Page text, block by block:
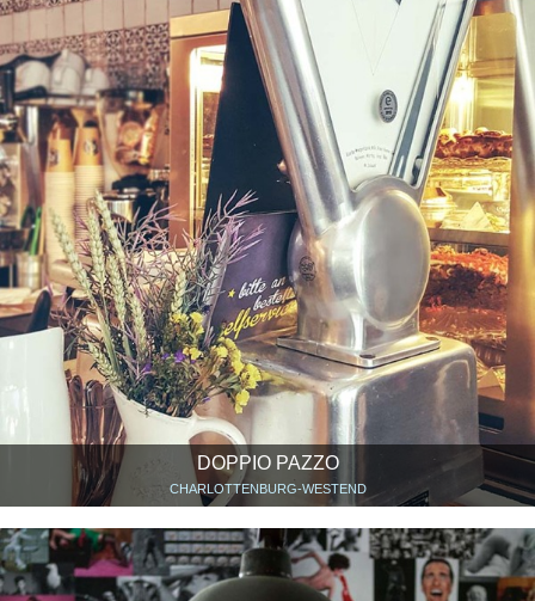
DOPPIO PAZZO
CHARLOTTENBURG-WESTEND